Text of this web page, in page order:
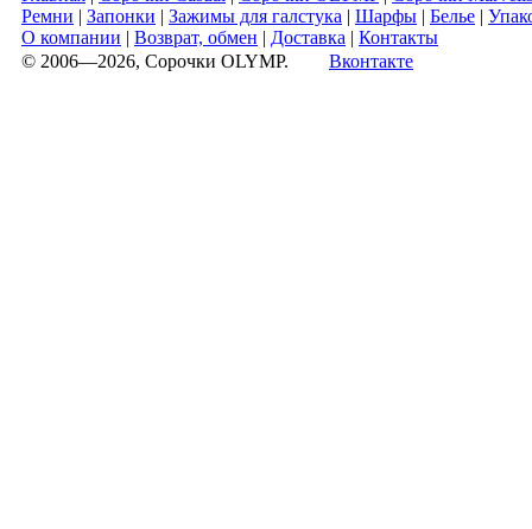
Ремни | Запонки | Зажимы для галстука | Шарфы | Белье |
О компании | Возврат, обмен | Доставка | Контакты
© 2006—2026, Сорочки OLYMP.
Вконтакте